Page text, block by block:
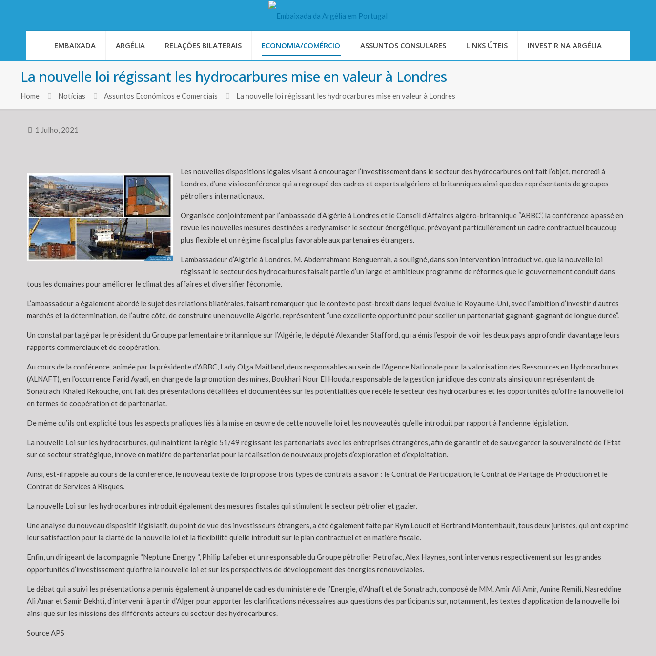
EMBAIXADA ARGÉLIA RELAÇÕES BILATERAIS ECONOMIA/COMÉRCIO ASSUNTOS CONSULARES LINKS ÚTEIS INVESTIR NA ARGÉLIA
La nouvelle loi régissant les hydrocarbures mise en valeur à Londres
Home Notícias Assuntos Económicos e Comerciais La nouvelle loi régissant les hydrocarbures mise en valeur à Londres
1 Julho, 2021
Les nouvelles dispositions légales visant à encourager l’investissement dans le secteur des hydrocarbures ont fait l’objet, mercredi à
Londres, d’une visioconférence qui a regroupé des cadres et experts algériens et britanniques ainsi que des représentants de groupes
pétroliers internationaux.
Organisée conjointement par l’ambassade d’Algérie à Londres et le Conseil d’Affaires algéro-britannique “ABBC”, la conférence a passé en
revue les nouvelles mesures destinées à redynamiser le secteur énergétique, prévoyant particulièrement un cadre contractuel beaucoup
plus flexible et un régime fiscal plus favorable aux partenaires étrangers.
L’ambassadeur d’Algérie à Londres, M. Abderrahmane Benguerrah, a souligné, dans son intervention introductive, que la nouvelle loi
régissant le secteur des hydrocarbures faisait partie d’un large et ambitieux programme de réformes que le gouvernement conduit dans
tous les domaines pour améliorer le climat des affaires et diversifier l’économie.
L’ambassadeur a également abordé le sujet des relations bilatérales, faisant remarquer que le contexte post-brexit dans lequel évolue le Royaume-Uni, avec l’ambition d’investir d’autres
marchés et la détermination, de l’autre côté, de construire une nouvelle Algérie, représentent “une excellente opportunité pour sceller un partenariat gagnant-gagnant de longue durée”.
Un constat partagé par le président du Groupe parlementaire britannique sur l’Algérie, le député Alexander Stafford, qui a émis l’espoir de voir les deux pays approfondir davantage leurs
rapports commerciaux et de coopération.
Au cours de la conférence, animée par la présidente d’ABBC, Lady Olga Maitland, deux responsables au sein de l’Agence Nationale pour la valorisation des Ressources en Hydrocarbures
(ALNAFT), en l’occurrence Farid Ayadi, en charge de la promotion des mines, Boukhari Nour El Houda, responsable de la gestion juridique des contrats ainsi qu’un représentant de
Sonatrach, Khaled Rekouche, ont fait des présentations détaillées et documentées sur les potentialités que recèle le secteur des hydrocarbures et les opportunités qu’offre la nouvelle loi
en termes de coopération et de partenariat.
De même qu’ils ont explicité tous les aspects pratiques liés à la mise en œuvre de cette nouvelle loi et les nouveautés qu’elle introduit par rapport à l’ancienne législation.
La nouvelle Loi sur les hydrocarbures, qui maintient la règle 51/49 régissant les partenariats avec les entreprises étrangères, afin de garantir et de sauvegarder la souveraineté de l’Etat
sur ce secteur stratégique, innove en matière de partenariat pour la réalisation de nouveaux projets d’exploration et d’exploitation.
Ainsi, est-il rappelé au cours de la conférence, le nouveau texte de loi propose trois types de contrats à savoir : le Contrat de Participation, le Contrat de Partage de Production et le
Contrat de Services à Risques.
La nouvelle Loi sur les hydrocarbures introduit également des mesures fiscales qui stimulent le secteur pétrolier et gazier.
Une analyse du nouveau dispositif législatif, du point de vue des investisseurs étrangers, a été également faite par Rym Loucif et Bertrand Montembault, tous deux juristes, qui ont exprimé
leur satisfaction pour la clarté de la nouvelle loi et la flexibilité qu’elle introduit sur le plan contractuel et en matière fiscale.
Enfin, un dirigeant de la compagnie “Neptune Energy “, Philip Lafeber et un responsable du Groupe pétrolier Petrofac, Alex Haynes, sont intervenus respectivement sur les grandes
opportunités d’investissement qu’offre la nouvelle loi et sur les perspectives de développement des énergies renouvelables.
Le débat qui a suivi les présentations a permis également à un panel de cadres du ministère de l’Energie, d’Alnaft et de Sonatrach, composé de MM. Amir Ali Amir, Amine Remili, Nasreddine
Ali Amar et Samir Bekhti, d’intervenir à partir d’Alger pour apporter les clarifications nécessaires aux questions des participants sur, notamment, les textes d’application de la nouvelle loi
ainsi que sur les missions des différents acteurs du secteur des hydrocarbures.
Source APS